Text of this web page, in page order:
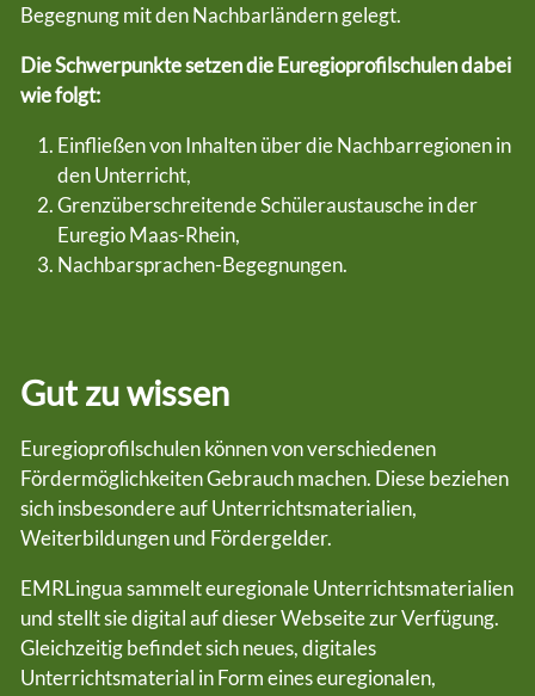
Begegnung mit den Nachbarländern gelegt.
Die Schwerpunkte setzen die Euregioprofilschulen dabei
wie folgt:
Einfließen von Inhalten über die Nachbarregionen in
den Unterricht,
Grenzüberschreitende Schüleraustausche in der
Euregio Maas-Rhein,
Nachbarsprachen-Begegnungen.
Gut zu wissen
Euregioprofilschulen können von verschiedenen
Fördermöglichkeiten Gebrauch machen. Diese beziehen
sich insbesondere auf Unterrichtsmaterialien,
Weiterbildungen und Fördergelder.
EMRLingua sammelt euregionale Unterrichtsmaterialien
und stellt sie digital auf dieser Webseite zur Verfügung.
Gleichzeitig befindet sich neues, digitales
Unterrichtsmaterial in Form eines euregionalen,